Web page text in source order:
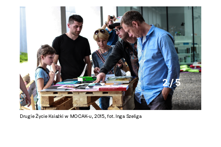
Drugie Życie Ksiażki w MOCAK-u, 2015, fot. Inga Szeliga
2 / 5